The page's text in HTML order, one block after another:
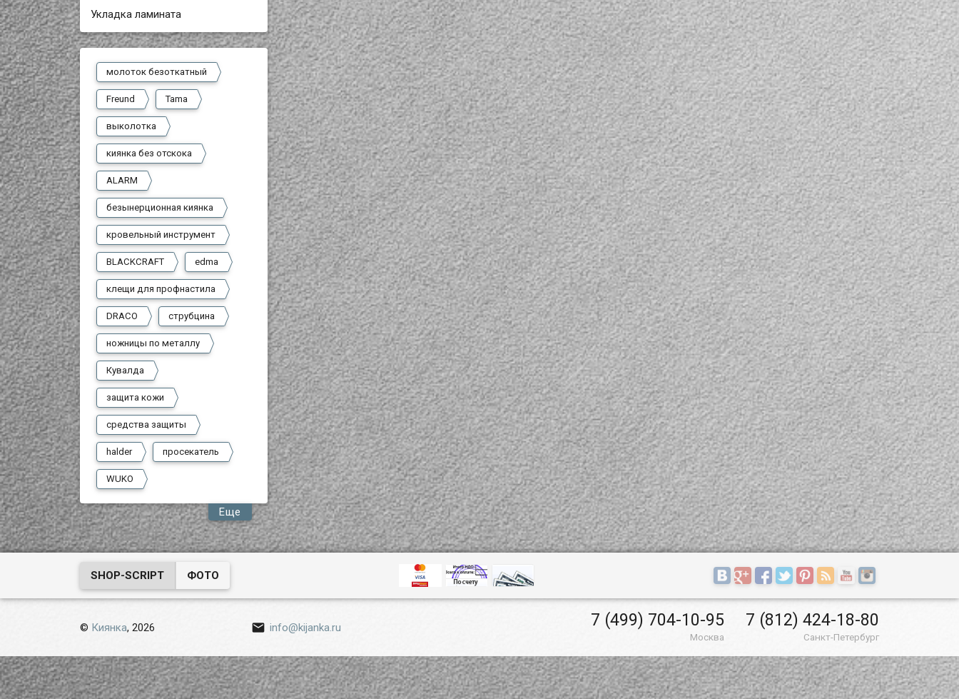
Укладка ламината
молоток безоткатный
Freund Tama
выколотка
киянка без отскока
ALARM
безынерционная киянка
кровельный инструмент
BLACKCRAFT edma
клещи для профнастила
DRACO струбцина
ножницы по металлу
Кувалда
защита кожи
средства защиты
halder просекатель
WUKO
Еще
SHOP-SCRIPT ФОТО
© Киянка, 2026  info@kijanka.ru 7 (499) 704-10-95
Москва
7 (812) 424-18-80
Санкт-Петербург